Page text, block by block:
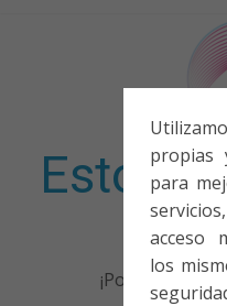
propias
para
acceso
los
Esto no
¡Porque no